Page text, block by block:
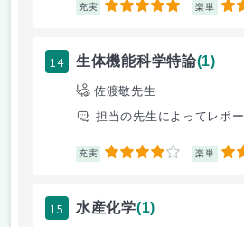
充実 5 楽単 4
14 生体機能科学特論(1)
佐渡敬先生
担当の先生によってレポ
充実 4 楽単 4
15 水産化学(1)